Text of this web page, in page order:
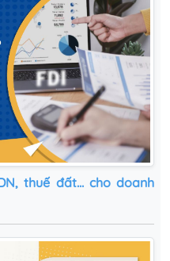
thuế đất... cho doanh